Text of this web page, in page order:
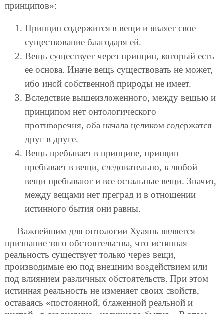
принципов»:
Принцип содержится в вещи и являет свое
существование благодаря ей.
Вещь существует через принцип, который есть
ее основа. Иначе вещь существовать не может,
ибо иной собственной природы не имеет.
Вследствие вышеизложенного, между вещью и
принципом нет онтологического
противоречия, оба начала целиком содержатся
друг в друге.
Вещь пребывает в принципе, принцип
пребывает в вещи, следовательно, в любой
вещи пребывают и все остальные вещи. Значит,
между вещами нет преград и в отношении
истинного бытия они равны.
Важнейшим для онтологии Хуаянь является
признание того обстоятельства, что истинная
реальность существует только через вещи,
производимые ею под внешним воздействием или
под влиянием различных обстоятельств. При этом
истинная реальность не изменяет своих свойств,
оставаясь «постоянной, блаженной реальной и